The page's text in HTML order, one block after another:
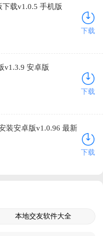
载v1.0.5 手机版
下载
v1.3.9 安卓版
下载
装安卓版v1.0.96 最新
下载
本地交友软件大全